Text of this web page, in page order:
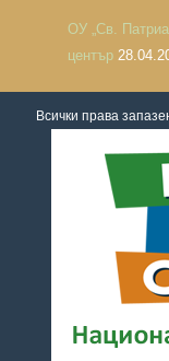
ОУ „Св.
център
Всички права